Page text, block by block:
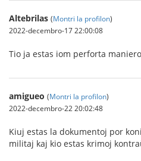
Altebrilas (Montri la profilon)
2022-decembro-17 22:00:08
Tio ja estas iom perforta
amigueo (Montri la profilon)
2022-decembro-22 20:02:48
Kiuj estas la dokumentoj por
militaj kaj kio estas krimoj